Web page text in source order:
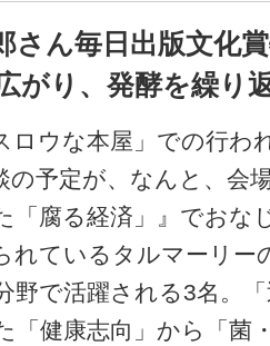
さん毎日出版文化
がり、発酵を繰り
ロウな本屋」での行わ
の予定が、なんと、会
「腐る経済」』でおな
れているタルマーリー
野で活躍される3名。
「健康志向」から「菌